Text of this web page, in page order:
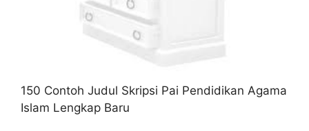
150 Contoh Judul Skripsi Pai Pendidikan Agama
Islam Lengkap Baru